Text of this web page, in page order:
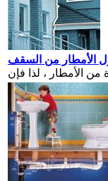
الأمطار من السقف